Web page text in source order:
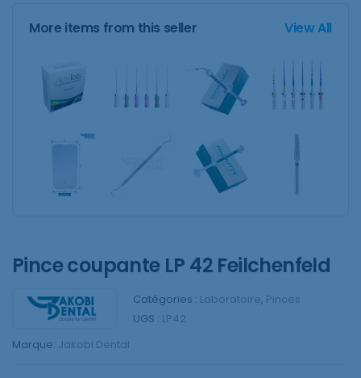
More items from this seller View All
Pince coupante LP 42 Feilchenfeld
Catégories : Laboratoire, Pinces
UGS : LP42
Marque: Jakobi Dental